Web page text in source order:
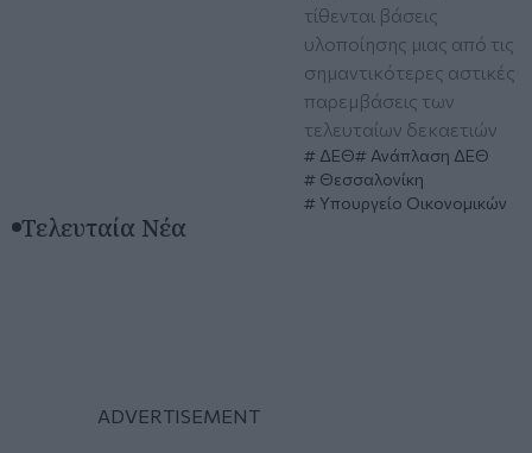
τίθενται βάσεις
υλοποίησης μιας από τις
σημαντικότερες αστικές
παρεμβάσεις των
τελευταίων δεκαετιών
ΔΕΘ
Ανάπλαση ΔΕΘ
Θεσσαλονίκη
Υπουργείο Οικονομικών
Τελευταία Νέα